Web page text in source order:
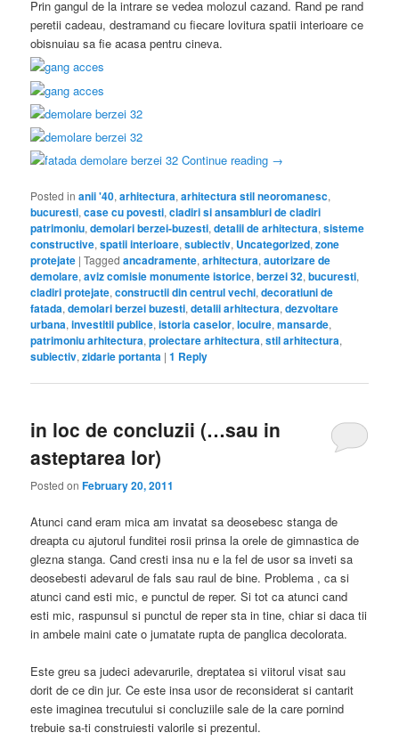
Prin gangul de la intrare se vedea molozul cazand. Rand pe rand
peretii cadeau, destramand cu fiecare lovitura spatii interioare ce
obisnuiau sa fie acasa pentru cineva.
Continue reading →
Posted in anii '40,arhitectura,arhitectura stil neoromanesc,
bucuresti,case cu povesti,cladiri si ansambluri de cladiri
patrimoniu,demolari berzei-buzesti,detalii de arhitectura,sisteme
constructive,spatii interioare,subiectiv, Uncategorized,zone
protejate |Tagged ancadramente,arhitectura,autorizare de
demolare,aviz comisie monumente istorice,berzei 32,bucuresti,
cladiri protejate,constructii din centrul vechi,decoratiuni de
fatada,demolari berzei buzesti,detalii arhitectura,dezvoltare
urbana,investitii publice,istoria caselor,locuire,mansarde,
patrimoniu arhitectura,proiectare arhitectura,stil arhitectura,
subiectiv,zidarie portanta |1 Reply
in loc de concluzii (…sau in
asteptarea lor)
Posted onFebruary 20, 2011
Atunci cand eram mica am invatat sa deosebesc stanga de
dreapta cu ajutorul funditei rosii prinsa la orele de gimnastica de
glezna stanga. Cand cresti insa nu e la fel de usor sa inveti sa
deosebesti adevarul de fals sau raul de bine. Problema , ca si
atunci cand esti mic, e punctul de reper. Si tot ca atunci cand
esti mic, raspunsul si punctul de reper sta in tine, chiar si daca tii
in ambele maini cate o jumatate rupta de panglica decolorata.
Este greu sa judeci adevarurile, dreptatea si viitorul visat sau
dorit de ce din jur. Ce este insa usor de reconsiderat si cantarit
este imaginea trecutului si concluziile sale de la care pornind
trebuie sa-ti construiesti valorile si prezentul.